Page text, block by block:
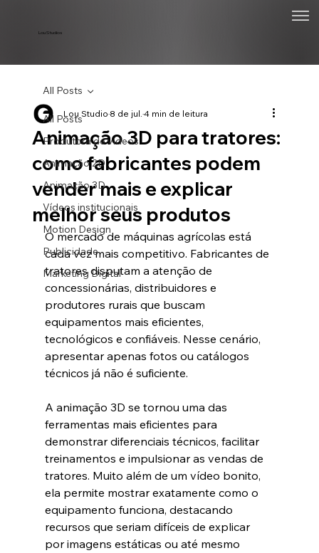
Lou Studios
All Posts
Produtora de vídeos
Animação 2D
Animação 3D
Vídeos institucionais
Motion Design
Publicidade
Marketing Digital
All Posts
Animação 3D para tratores:
como fabricantes podem
vender mais e explicar
melhor seus produtos
Lou Studio8 de jul.4 min de leitura
O mercado de máquinas agrícolas está
cada vez mais competitivo. Fabricantes de
tratores disputam a atenção de
concessionárias, distribuidores e
produtores rurais que buscam
equipamentos mais eficientes,
tecnológicos e confiáveis. Nesse cenário,
apresentar apenas fotos ou catálogos
técnicos já não é suficiente.
A animação 3D se tornou uma das
ferramentas mais eficientes para
demonstrar diferenciais técnicos, facilitar
treinamentos e impulsionar as vendas de
tratores. Muito além de um vídeo bonito,
ela permite mostrar exatamente como o
equipamento funciona, destacando
recursos que seriam difíceis de explicar
por imagens estáticas ou até mesmo